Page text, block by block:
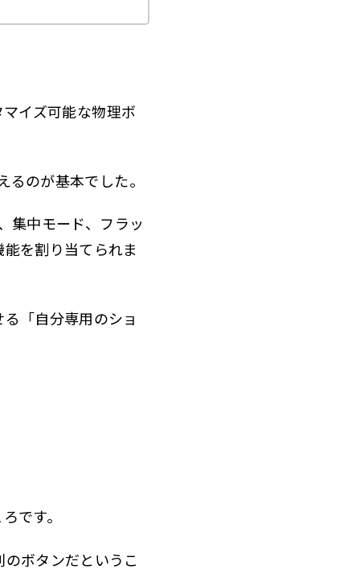
イズ可能な物理ボ
のが基本でした。
集中モード、フラッ
を割り当てられま
「自分専用のショ
です。
ボタンだというこ